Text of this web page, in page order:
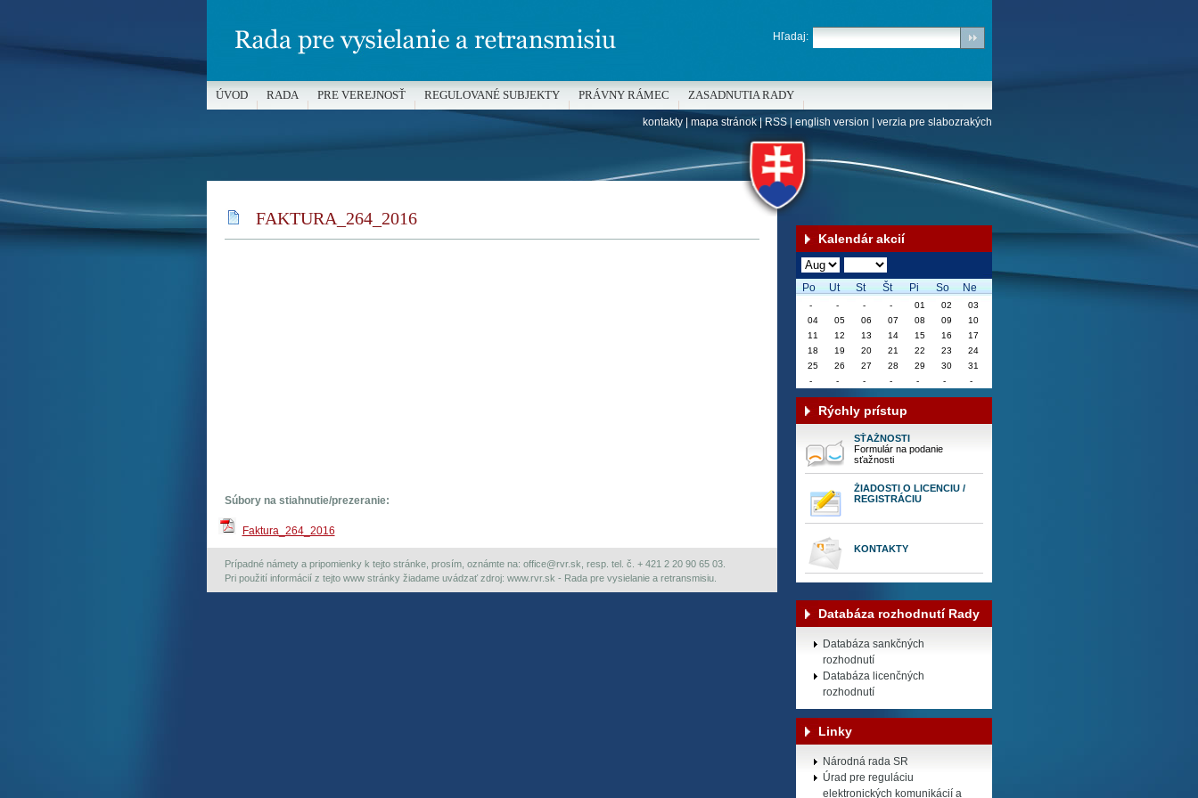
FAKTURA_264_2016
Súbory na stiahnutie/prezeranie:
Faktura_264_2016
Prípadné námety a pripomienky k tejto stránke, prosím, oznámte na: office@rvr.sk, resp. tel. č. + 421 2 20 90 65 03.
Pri použití informácií z tejto www stránky žiadame uvádzať zdroj: www.rvr.sk - Rada pre vysielanie a retransmisiu.
Kalendár akcií
Po Ut St Št Pi So Ne
Rýchly prístup
SŤAŽNOSTI
Formulár na podanie
sťažnosti
ŽIADOSTI O LICENCIU /
REGISTRÁCIU
KONTAKTY
Databáza rozhodnutí Rady
Databáza sankčných
rozhodnutí
Databáza licenčných
rozhodnutí
Linky
Národná rada SR
Úrad pre reguláciu
elektronických komunikácií a
Hľadaj:
ÚVOD RADA PRE VEREJNOSŤ REGULOVANÉ SUBJEKTY PRÁVNY RÁMEC ZASADNUTIA RADY
kontakty| mapa stránok|RSS| english version verzia pre slabozrakých